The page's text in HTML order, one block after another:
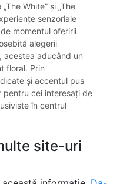
White” și „The
senzoriale
momentul oferirii
alegerii
acestea aducând un
floral. Prin
și accentul pus
pentru cei interesați de
în centrul
site-uri